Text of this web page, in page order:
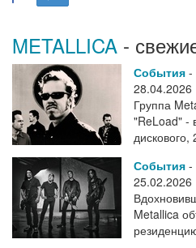
METALLICA -
События -
28.04.2026
Группа
"ReLoad" -
дискового,
События -
25.02.2026
Metallica